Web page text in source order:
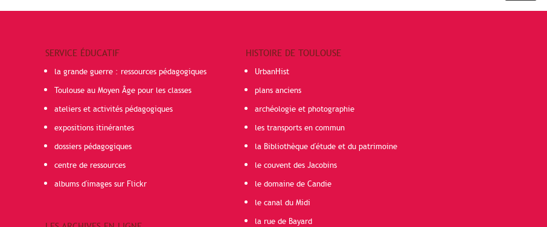
SERVICE ÉDUCATIF
la grande guerre : ressources pédagogiques
Toulouse au Moyen Âge pour les classes
ateliers et activités pédagogiques
expositions itinérantes
dossiers pédagogiques
centre de ressources
albums d'images sur Flickr
HISTOIRE DE TOULOUSE
UrbanHist
plans anciens
archéologie et photographie
les transports en commun
la Bibliothèque d'étude et du patrimoine
le couvent des Jacobins
le domaine de Candie
le canal du Midi
la rue de Bayard